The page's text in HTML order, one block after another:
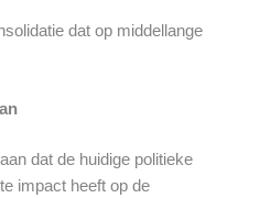
dat op middellange
dat de huidige politieke
impact heeft op de